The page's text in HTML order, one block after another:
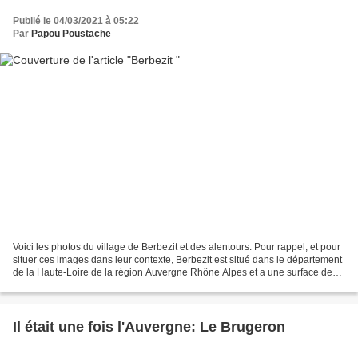
Publié le 04/03/2021 à 05:22
Par Papou Poustache
Voici les photos du village de Berbezit et des alentours. Pour rappel, et pour
situer ces images dans leur contexte, Berbezit est situé dans le département
de la Haute-Loire de la région Auvergne Rhône Alpes et a une surface de
Il était une fois l'Auvergne: Le Brugeron